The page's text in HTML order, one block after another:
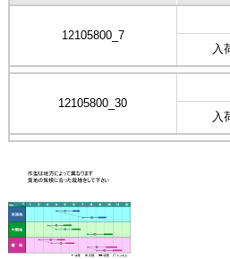
12105800_7
入
12105800_30
入